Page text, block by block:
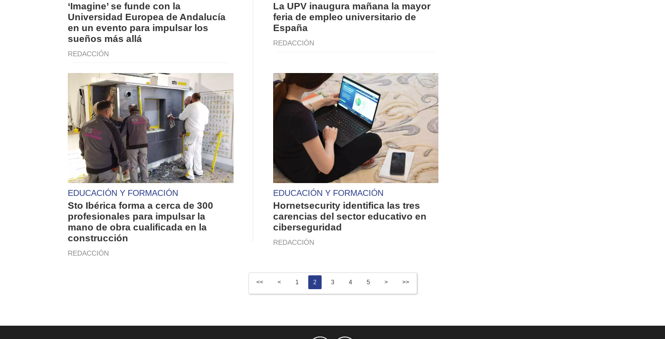
‘Imagine’ se funde con la
Universidad Europea de Andalucía
en un evento para impulsar los
sueños más allá
REDACCIÓN
La UPV inaugura mañana la mayor
feria de empleo universitario de
España
REDACCIÓN
EDUCACIÓN Y FORMACIÓN
Sto Ibérica forma a cerca de 300
profesionales para impulsar la
mano de obra cualificada en la
construcción
REDACCIÓN
EDUCACIÓN Y FORMACIÓN
Hornetsecurity identifica las tres
carencias del sector educativo en
ciberseguridad
REDACCIÓN
<< < 1 2 3 4 5 > >>